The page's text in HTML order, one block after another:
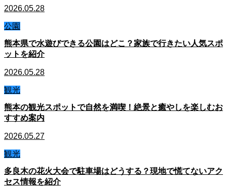
2026.05.28
公園
熊本県で水遊びできる公園はどこ？家族で行きたい人気スポ
ットを紹介
2026.05.28
観光
熊本の観光スポットで自然を満喫！絶景と癒やしを楽しむお
すすめ案内
2026.05.27
観光
多良木の花火大会で駐車場はどうする？現地で慌てないアク
セス情報を紹介